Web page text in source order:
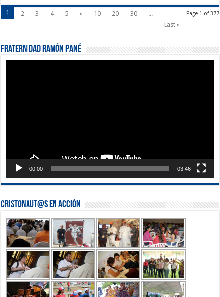
Page 1 of 377
1 2 3 4 5 » 10 20 30
...
Last »
Fraternidad Ramón Pané
00:00 03:46
Cristonaut@s en Acción